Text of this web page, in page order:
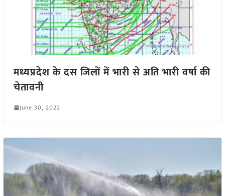
मध्यप्रदेश के दस जिलों में भारी से अति भारी वर्षा की
चेतावनी
June 30, 2022